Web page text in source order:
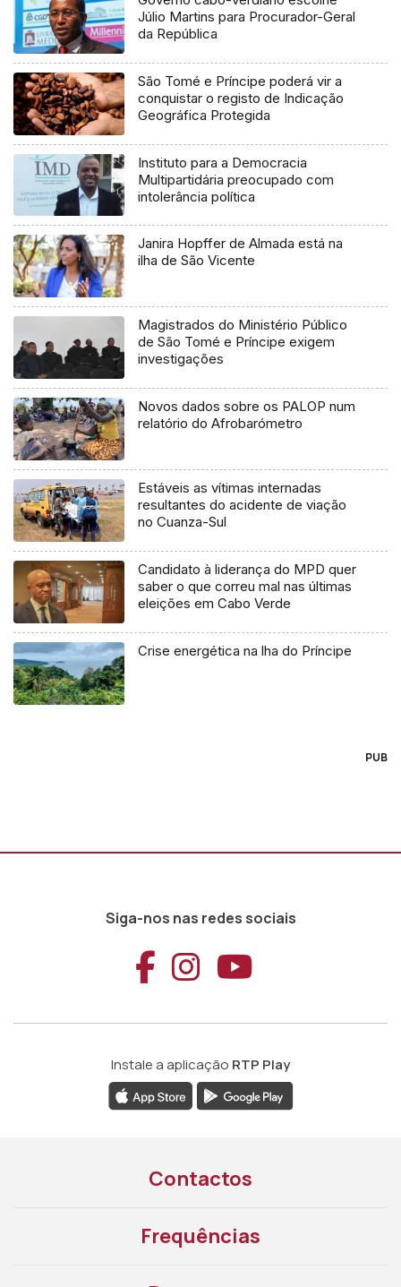
Júlio Martins para Procurador-Geral
da República
São Tomé e Príncipe poderá vir a
conquistar o registo de Indicação
Geográfica Protegida
Instituto para a Democracia
Multipartidária preocupado com
intolerância política
Janira Hopffer de Almada está na
ilha de São Vicente
Magistrados do Ministério Público
de São Tomé e Príncipe exigem
investigações
Novos dados sobre os PALOP num
relatório do Afrobarómetro
Estáveis as vítimas internadas
resultantes do acidente de viação
no Cuanza-Sul
Candidato à liderança do MPD quer
saber o que correu mal nas últimas
eleições em Cabo Verde
Crise energética na lha do Príncipe
PUB
Siga-nos nas redes sociais
Aceder ao
Aceder ao
Aceder
Instale a aplicação RTP Play
Contactos
Frequências